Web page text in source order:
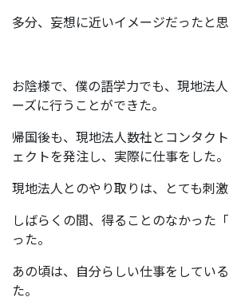
多分、妄想に近いイメージだったと思
お陰様で、僕の語学力でも、現地法
ーズに行うことができた。
帰国後も、現地法人数社とコンタク
ェクトを発注し、実際に仕事をした。
現地法人とのやり取りは、とても刺激
しばらくの間、得ることのなかった
った。
あの頃は、自分らしい仕事をしてい
た。